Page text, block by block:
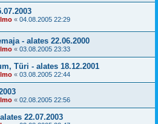
« 04.08.2005 22:29
- alates 22.06.2000
« 03.08.2005 23:33
Türi - alates 18.12.2001
« 03.08.2005 22:44
« 02.08.2005 22:56
22.07.2003